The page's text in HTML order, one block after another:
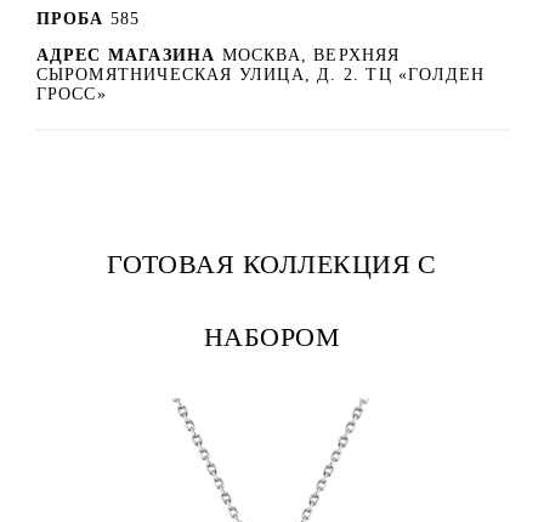
ПРОБА 585
АДРЕС МАГАЗИНА МОСКВА, ВЕРХНЯЯ
СЫРОМЯТНИЧЕСКАЯ УЛИЦА, Д. 2. ТЦ «ГОЛДЕН
ГРОСС»
ГОТОВАЯ КОЛЛЕКЦИЯ С
НАБОРОМ